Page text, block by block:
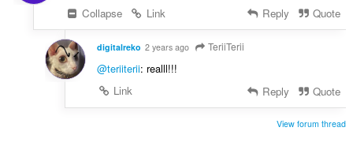
Collapse
Link Reply Quote
digitalreko 2 years ago TeriiTerii
@teriiterii: realll!!!
Link
Reply Quote
View forum thread